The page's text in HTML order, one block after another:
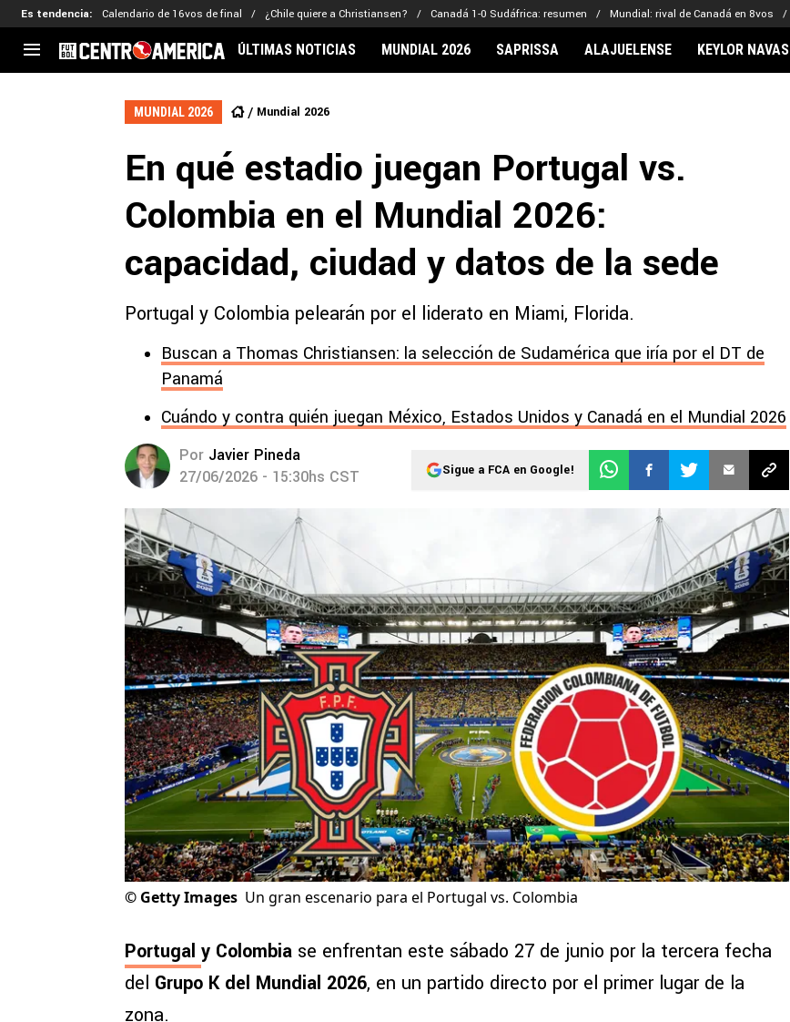
Es tendencia: Calendario de 16vos de final ¿Chile quiere a Christiansen? Canadá 1-0 Sudáfrica: resumen Mundial: rival de Canadá en 8vos
CENTROAMÉRICA
CONCACAF
Liga de Naciones
Copa de Campeones
MLS
Kervin Arriaga
Adalberto Carrasquilla
Nathaniel Méndez-Laing
Alajuelense
Herediano
Comunicaciones
Olimpia
Real Estelí
ÚLTIMAS NOTICIAS MUNDIAL 2026 SAPRISSA ALAJUELENSE KEYLOR NAVAS
MUNDIAL 2026 Mundial 2026
En qué estadio juegan Portugal vs.
Colombia en el Mundial 2026:
capacidad, ciudad y datos de la sede
Portugal y Colombia pelearán por el liderato en Miami, Florida.
Buscan a Thomas Christiansen: la selección de Sudamérica que iría por el DT de
Panamá
Cuándo y contra quién juegan México, Estados Unidos y Canadá en el Mundial 2026
Por Javier Pineda
27/06/2026 - 15:30hs CST
Sigue a FCA en Google!
© Getty Images Un gran escenario para el Portugal vs. Colombia
Portugal y Colombia se enfrentan este sábado 27 de junio por la tercera fecha
del Grupo K del Mundial 2026, en un partido directo por el primer lugar de la
zona.